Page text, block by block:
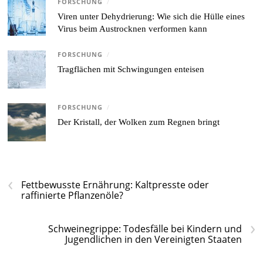
FORSCHUNG /
Viren unter Dehydrierung: Wie sich die Hülle eines
Virus beim Austrocknen verformen kann
FORSCHUNG /
Tragflächen mit Schwingungen enteisen
FORSCHUNG /
Der Kristall, der Wolken zum Regnen bringt
‹
Fettbewusste Ernährung: Kaltpresste oder
raffinierte Pflanzenöle?
›
Schweinegrippe: Todesfälle bei Kindern und
Jugendlichen in den Vereinigten Staaten